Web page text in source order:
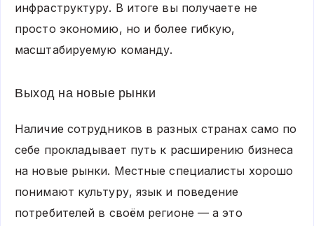
инфраструктуру. В итоге вы получаете не
просто экономию, но и более гибкую,
масштабируемую команду.
Выход на новые рынки
Наличие сотрудников в разных странах само по
себе прокладывает путь к расширению бизнеса
на новые рынки. Местные специалисты хорошо
понимают культуру, язык и поведение
потребителей в своём регионе — а это